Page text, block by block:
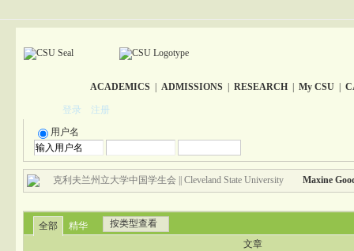
ACADEMICS| ADMISSIONS| RESEARCH| My CSU|
登录 注册
用户名
克利夫兰州立大学中国学生会 || Cleveland State University Maxine
全部 精华
按类型查看
文章